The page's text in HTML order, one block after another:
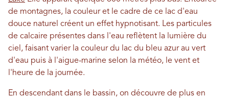
de montagnes, la couleur et le cadre de ce lac d'eau
douce naturel créent un effet hypnotisant. Les particules
de calcaire présentes dans l'eau reflètent la lumière du
ciel, faisant varier la couleur du lac du bleu azur au vert
d'eau puis à l'aigue-marine selon la météo, le vent et
l'heure de la journée.
En descendant dans le bassin, on découvre de plus en